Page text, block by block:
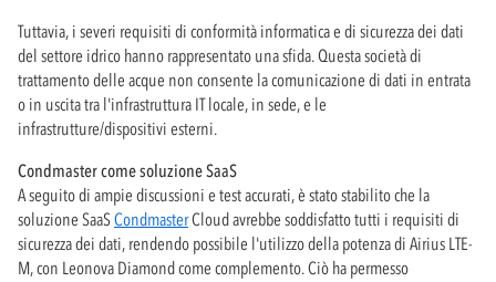
Tuttavia, i severi requisiti di conformità informatica e di sicurezza dei dati
del settore idrico hanno rappresentato una sfida. Questa società di
trattamento delle acque non consente la comunicazione di dati in entrata
o in uscita tra l'infrastruttura IT locale, in sede, e le
infrastrutture/dispositivi esterni.
Condmaster come soluzione SaaS
A seguito di ampie discussioni e test accurati, è stato stabilito che la
soluzione SaaSCondmasterCloud avrebbe soddisfatto tutti i requisiti di
sicurezza dei dati, rendendo possibile l'utilizzo della potenza di Airius LTE-
M, con Leonova Diamond come complemento. Ciò ha permesso